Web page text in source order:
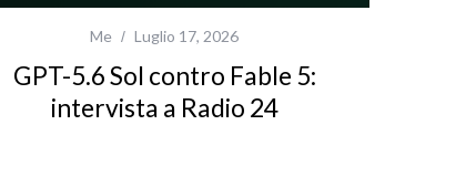
Me Luglio 17, 2026
GPT-5.6 Sol contro Fable 5:
intervista a Radio 24